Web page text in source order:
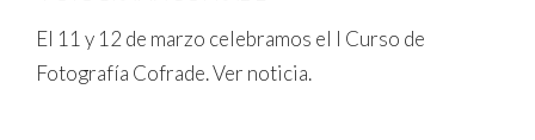
El 11 y 12 de marzo celebramos el I Curso de
Fotografía Cofrade. Ver noticia.